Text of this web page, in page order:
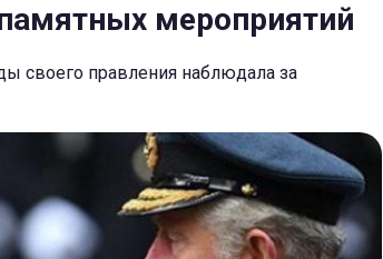
памятных мероприятий
своего правления наблюдала за